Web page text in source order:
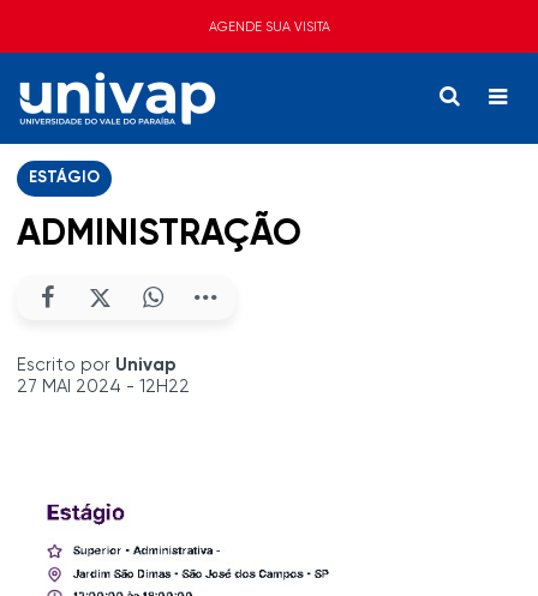
AGENDE SUA VISITA
ESTÁGIO
ADMINISTRAÇÃO
Escrito por Univap
27 MAI 2024 - 12H22